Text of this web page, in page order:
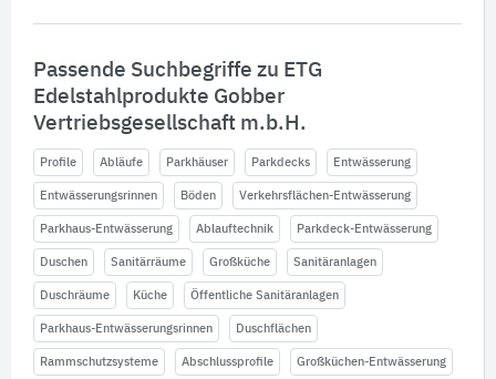
Passende Suchbegriffe zu ETG
Edelstahlprodukte Gobber
Vertriebsgesellschaft m.b.H.
Profile Abläufe Parkhäuser Parkdecks Entwässerung
Entwässerungsrinnen Böden Verkehrsflächen-Entwässerung
Parkhaus-Entwässerung Ablauftechnik Parkdeck-Entwässerung
Duschen Sanitärräume Großküche Sanitäranlagen
Duschräume Küche Öffentliche Sanitäranlagen
Parkhaus-Entwässerungsrinnen Duschflächen
Rammschutzsysteme Abschlussprofile Großküchen-Entwässerung